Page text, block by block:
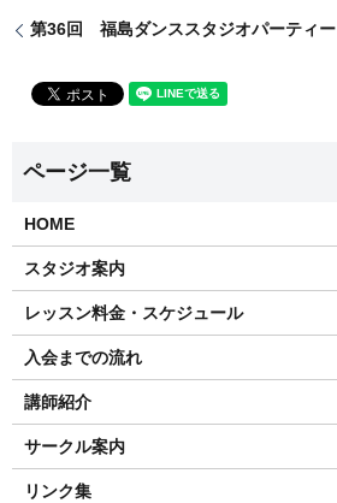
第36回 福島ダンススタジオパーティー
HOME
スタジオ案内
レッスン料金・スケジュール
入会までの流れ
講師紹介
サークル案内
リンク集